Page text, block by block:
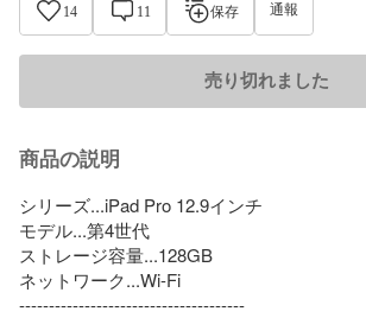
14 11 保存 通報
売り切れました
商品の説明
シリーズ...iPad Pro 12.9インチ
モデル...第4世代
ストレージ容量...128GB
ネットワーク...Wi-Fi
--------------------------------------